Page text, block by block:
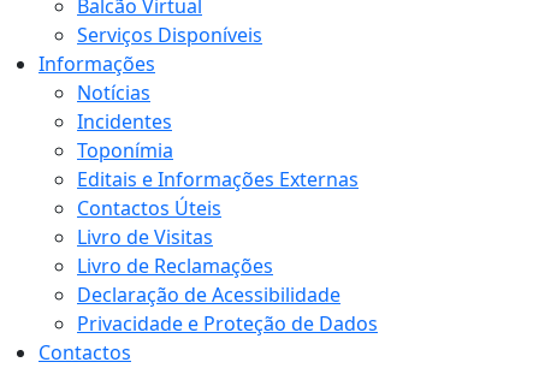
Balcão Virtual
Serviços Disponíveis
Informações
Notícias
Incidentes
Toponímia
Editais e Informações Externas
Contactos Úteis
Livro de Visitas
Livro de Reclamações
Declaração de Acessibilidade
Privacidade e Proteção de Dados
Contactos